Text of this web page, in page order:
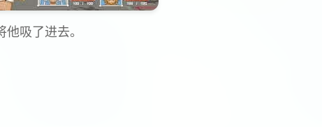
吸了进去。